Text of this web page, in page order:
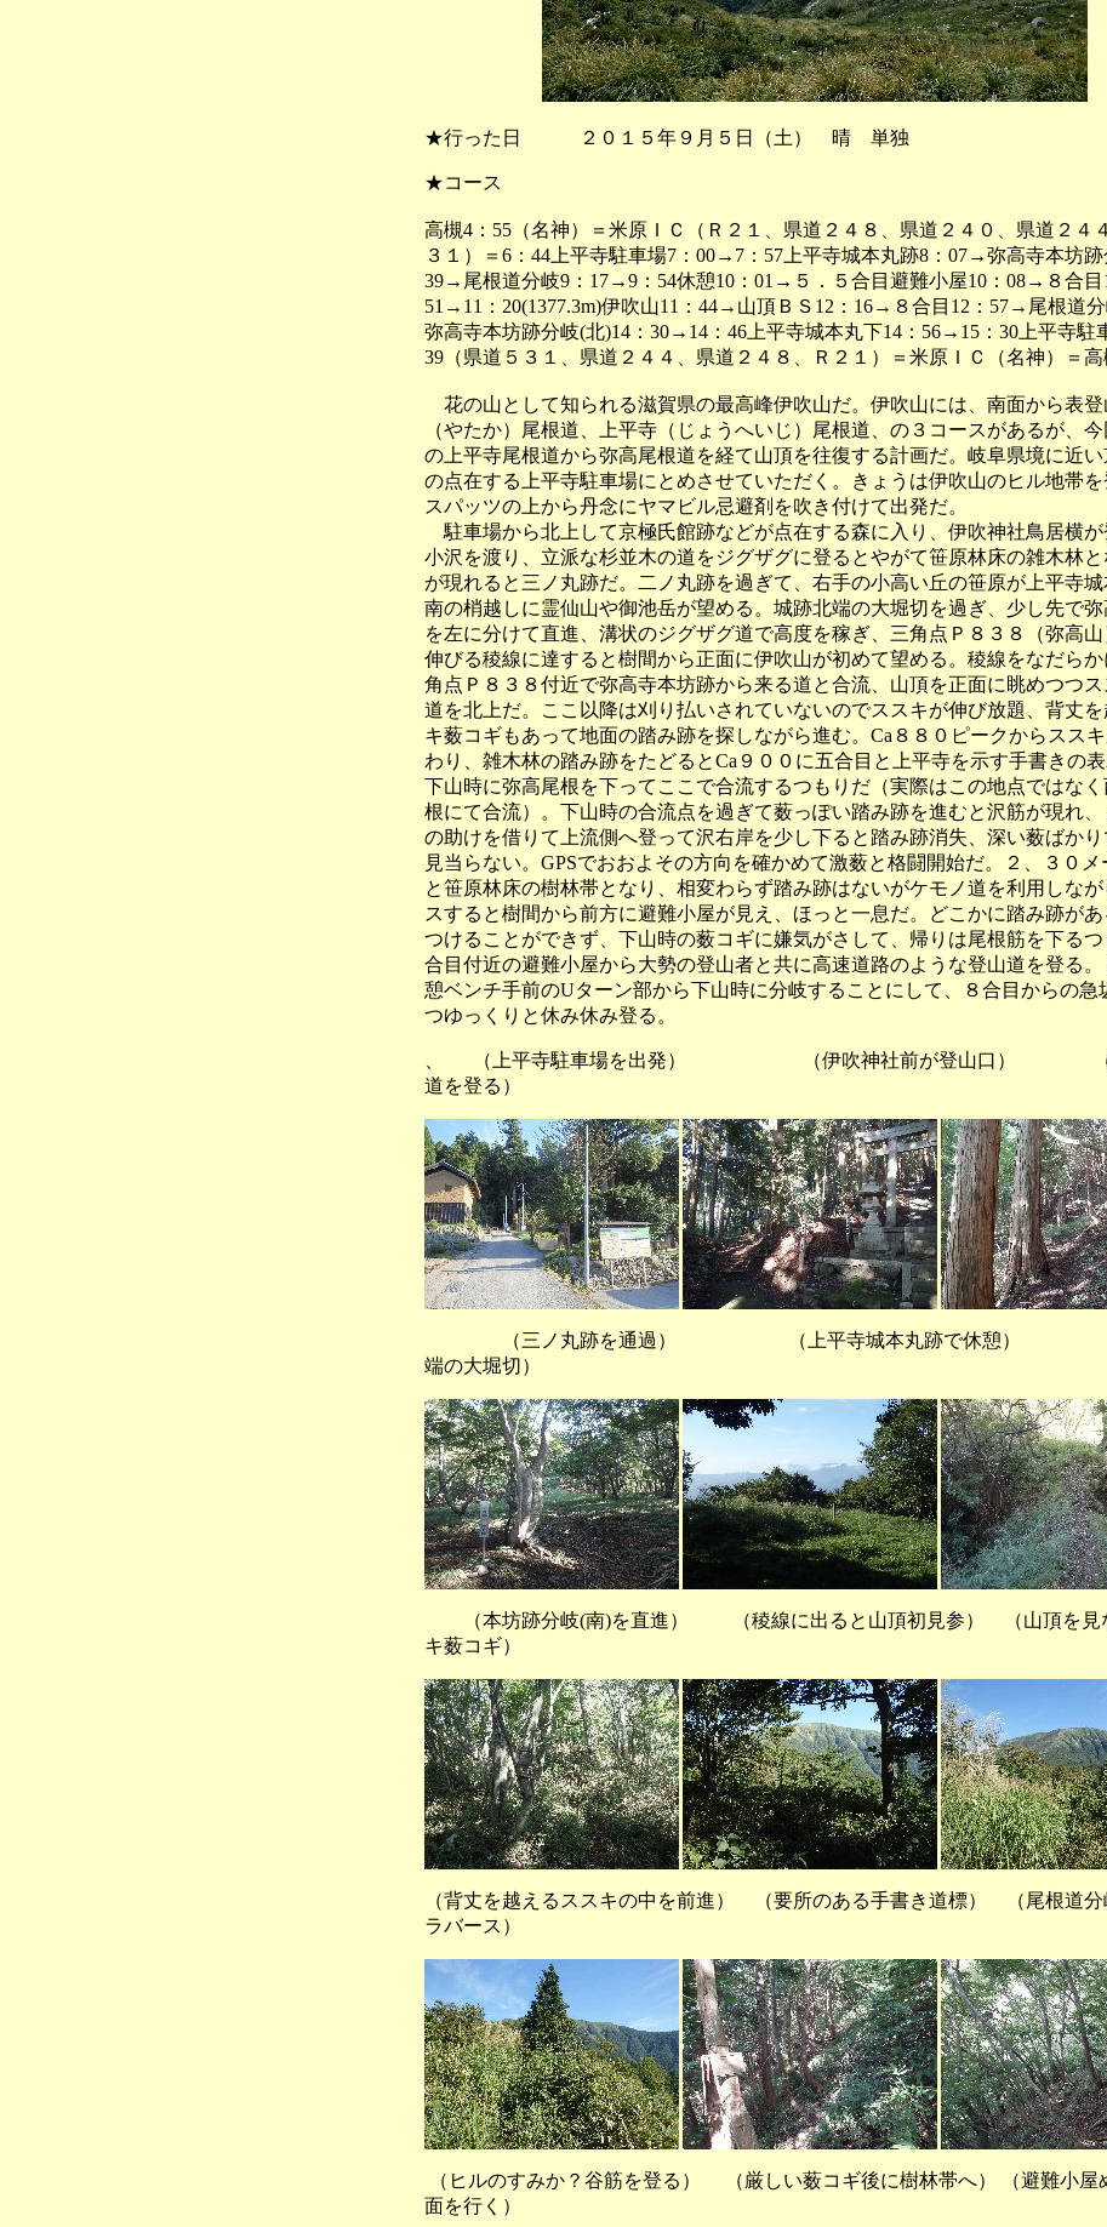
★行った日 ２０１５年９月５日（土） 晴 単独
★コース
高槻4：55（名神）＝米原ＩＣ（Ｒ２１、県道２４８、県道２４０、県道２４
３１）＝6：44上平寺駐車場7：00→7：57上平寺城本丸跡8：07→弥高寺本坊跡
39→尾根道分岐9：17→9：54休憩10：01→５．５合目避難小屋10：08→８合目
51→11：20(1377.3m)伊吹山11：44→山頂ＢＳ12：16→８合目12：57→尾根道
弥高寺本坊跡分岐(北)14：30→14：46上平寺城本丸下14：56→15：30上平寺駐
39（県道５３１、県道２４４、県道２４８、Ｒ２１）＝米原ＩＣ（名神）＝高
花の山として知られる滋賀県の最高峰伊吹山だ。伊吹山には、南面から表登
（やたか）尾根道、上平寺（じょうへいじ）尾根道、の３コースがあるが、
の上平寺尾根道から弥高尾根道を経て山頂を往復する計画だ。岐阜県境に近
の点在する上平寺駐車場にとめさせていただく。きょうは伊吹山のヒル地帯を
スパッツの上から丹念にヤマビル忌避剤を吹き付けて出発だ。
駐車場から北上して京極氏館跡などが点在する森に入り、伊吹神社鳥居横が
小沢を渡り、立派な杉並木の道をジグザグに登るとやがて笹原林床の雑木林
が現れると三ノ丸跡だ。二ノ丸跡を過ぎて、右手の小高い丘の笹原が上平寺城
南の梢越しに霊仙山や御池岳が望める。城跡北端の大堀切を過ぎ、少し先で
を左に分けて直進、溝状のジグザグ道で高度を稼ぎ、三角点Ｐ８３８（弥高山
伸びる稜線に達すると樹間から正面に伊吹山が初めて望める。稜線をなだら
角点Ｐ８３８付近で弥高寺本坊跡から来る道と合流、山頂を正面に眺めつつ
道を北上だ。ここ以降は刈り払いされていないのでススキが伸び放題、背丈を
キ薮コギもあって地面の踏み跡を探しながら進む。Ca８８０ピークからスス
わり、雑木林の踏み跡をたどるとCa９００に五合目と上平寺を示す手書きの表
下山時に弥高尾根を下ってここで合流するつもりだ（実際はこの地点ではな
根にて合流）。下山時の合流点を過ぎて薮っぽい踏み跡を進むと沢筋が現れ
の助けを借りて上流側へ登って沢右岸を少し下ると踏み跡消失、深い薮ばかり
見当らない。GPSでおおよその方向を確かめて激薮と格闘開始だ。２、３０メ
と笹原林床の樹林帯となり、相変わらず踏み跡はないがケモノ道を利用しな
スすると樹間から前方に避難小屋が見え、ほっと一息だ。どこかに踏み跡が
つけることができず、下山時の薮コギに嫌気がさして、帰りは尾根筋を下るつ
合目付近の避難小屋から大勢の登山者と共に高速道路のような登山道を登る
憩ベンチ手前のUターン部から下山時に分岐することにして、８合目からの急
つゆっくりと休み休み登る。
、 （上平寺駐車場を出発） （伊吹神社前が登山口） （
道を登る）
（三ノ丸跡を通過） （上平寺城本丸跡で休憩）
端の大堀切）
（本坊跡分岐(南)を直進） （稜線に出ると山頂初見参） （山頂を見
キ薮コギ）
（背丈を越えるススキの中を前進） （要所のある手書き道標） （尾根道分
ラバース）
（ヒルのすみか？谷筋を登る） （厳しい薮コギ後に樹林帯へ） （避難小屋
面を行く）